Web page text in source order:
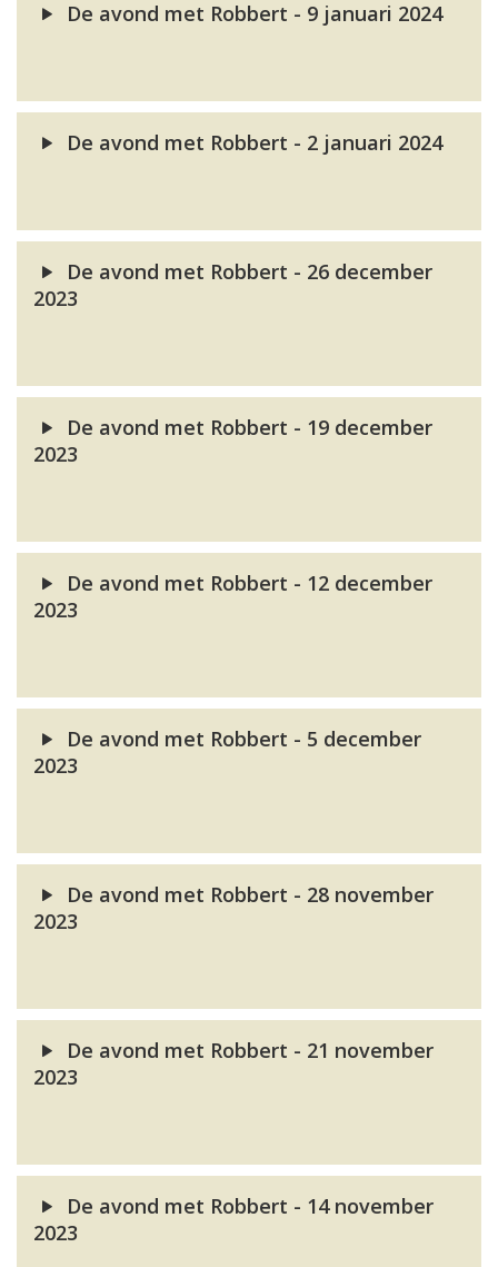
De avond met Robbert - 9 januari 2024
De avond met Robbert - 2 januari 2024
De avond met Robbert - 26 december
2023
De avond met Robbert - 19 december
2023
De avond met Robbert - 12 december
2023
De avond met Robbert - 5 december
2023
De avond met Robbert - 28 november
2023
De avond met Robbert - 21 november
2023
De avond met Robbert - 14 november
2023